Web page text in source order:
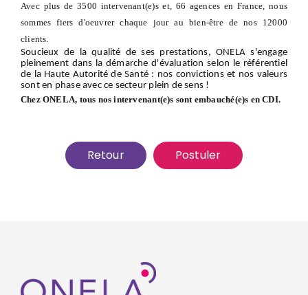
Avec plus de 3500 intervenant(e)s et, 66 agences en France, nous
sommes fiers d'oeuvrer chaque jour au bien-être de nos 12000
clients.
Soucieux de la qualité de ses prestations, ONELA s'engage
pleinement dans la démarche d'évaluation selon le référentiel
de la Haute Autorité de Santé : nos convictions et nos valeurs
sont en phase avec ce secteur plein de sens !
Chez ONELA, tous nos intervenant(e)s sont embauché(e)s en CDI.
Retour Postuler